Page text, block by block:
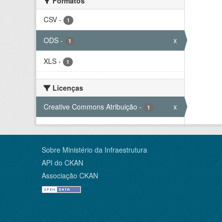
CSV - 1
ODS - 1 x
XLS - 1
Licenças
Creative Commons Atribuição - 1 x
Sobre Ministério da Infraestrutura
API do CKAN
Associação CKAN